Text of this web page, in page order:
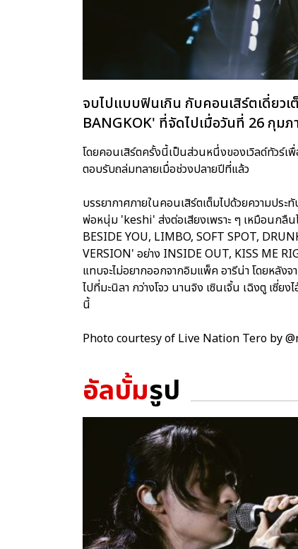
จบไปแบบฟินเกิน กับคอนเสิร์ตเดี่ยว
BANGKOK' ที่จัดไปเมื่อวันที่ 26 กุม
โดยคอนเสิร์ตครั้งนี้เป็นส่วนหนึ่งของเวิลด์ทัวร์
ตอบรับถล่มทลายเมื่อช่วงปลายปีที่แล้ว
บรรยากาศภายในคอนเสิร์ตเต็มไปด้วยความปร
พ่อหนุ่ม 'keshi' ส่งต่อเสียงเพราะ ๆ เหมือนกลืน
BESIDE YOU, LIMBO, SOFT SPOT,
VERSION' อย่าง INSIDE OUT, KISS ME
แทบจะไม่อยากออกจากอิมแพ็ค อารีน่า โดยหลังจ
ไปที่มะนิลา กว่างโจว นานจิง เซินเจิ้น เฉิงตู เซี่
นี้
Photo courtesy of Live Nation Tero by
อัลบั้มรูป